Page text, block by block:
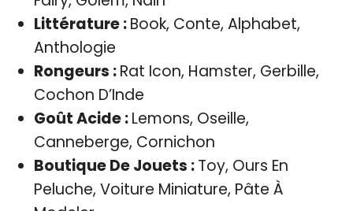
Littérature :Book, Conte, Alphabet,
Anthologie
Rongeurs :Rat Icon, Hamster, Gerbille,
Cochon D’Inde
Goût Acide :Lemons, Oseille,
Canneberge, Cornichon
Boutique De Jouets :Toy, Ours En
Peluche, Voiture Miniature, Pâte À